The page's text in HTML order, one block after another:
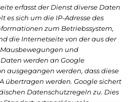
erfasst der Dienst diverse Daten
es sich um die IP-Adresse des
zum Betriebssystem,
die Internetseite von der aus der
und
werden an Google
ausgegangen werden, dass diese
übertragen werden. Google sichert
Datenschutzregeln zu. Dies